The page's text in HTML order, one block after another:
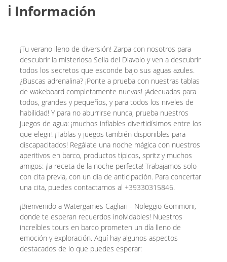
ℹ️ Información
¡Tu verano lleno de diversión! Zarpa con nosotros para
descubrir la misteriosa Sella del Diavolo y ven a descubrir
todos los secretos que esconde bajo sus aguas azules.
¿Buscas adrenalina? ¡Ponte a prueba con nuestras tablas
de wakeboard completamente nuevas! ¡Adecuadas para
todos, grandes y pequeños, y para todos los niveles de
habilidad! Y para no aburrirse nunca, prueba nuestros
juegos de agua: ¡muchos inflables divertidísimos entre los
que elegir! ¡Tablas y juegos también disponibles para
discapacitados! Regálate una noche mágica con nuestros
aperitivos en barco, productos típicos, spritz y muchos
amigos: ¡la receta de la noche perfecta! Trabajamos solo
con cita previa, con un día de anticipación. Para concertar
una cita, puedes contactarnos al +39330315846.
¡Bienvenido a Watergames Cagliari - Noleggio Gommoni,
donde te esperan recuerdos inolvidables! Nuestros
increíbles tours en barco prometen un día lleno de
emoción y exploración. Aquí hay algunos aspectos
destacados de lo que puedes esperar: